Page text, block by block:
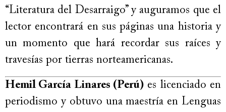
“Literatura del Desarraigo” y auguramos que el
lector encontrará en sus páginas una historia y
un momento que hará recordar sus raíces y
travesías por tierras norteamericanas.
Hemil García Linares (Perú) es licenciado en
periodismo y obtuvo una maestría en Lenguas